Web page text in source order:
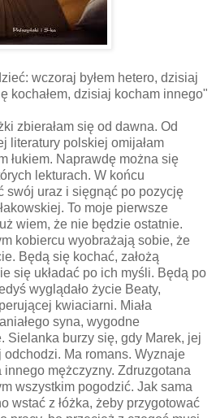
wczoraj byłem hetero, dzisiaj
kochałem, dzisiaj kocham innego"
zbierałam się od dawna. Od
literatury polskiej omijałam
łukiem. Naprawdę można się
lekturach. W końcu
swój uraz i sięgnąć po pozycję
To moje pierwsze
wiem, że nie będzie ostatnie.
kobiercu wyobrażają sobie, że
Będą się kochać, założą
się układać po ich myśli. Będą po
wyglądało życie Beaty,
kwiaciarni. Miała
syna, wygodne
Sielanka burzy się, gdy Marek, jej
Ma romans. Wyznaje
mężczyzny. Zdruzgotana
wszystkim pogodzić. Jak sama
wstać z łóżka, żeby przygotować